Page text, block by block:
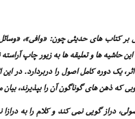
بر کتاب هاى حدیثى چون: «وافى»،
حاشیه ها و تعلیقه ها به زیور چاپ
یک دوره کامل اصول را دربردارد. در
که ذهن هاى گوناگون آن را بپذیرند،
دراز گویى نمى کند و کلام را به